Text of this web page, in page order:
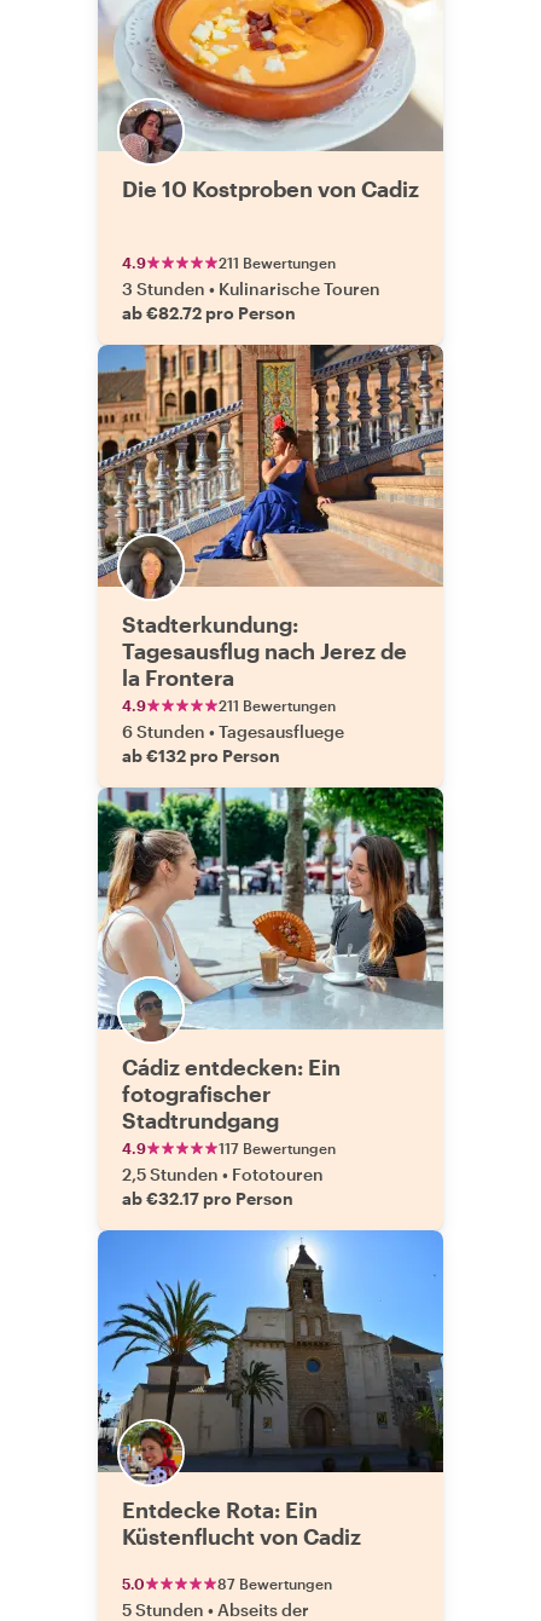
Die 10 Kostproben von Cadiz
4.9 211 Bewertungen
3 Stunden • Kulinarische Touren
ab €82.72 pro Person
Stadterkundung:
Tagesausflug nach Jerez de
la Frontera
4.9 211 Bewertungen
6 Stunden •Tagesausfluege
ab €132 pro Person
Cádiz entdecken: Ein
fotografischer
Stadtrundgang
4.9 117 Bewertungen
2,5 Stunden • Fototouren
ab €32.17 pro Person
Entdecke Rota: Ein
Küstenflucht von Cadiz
5.0 87 Bewertungen
5 Stunden • Abseits der